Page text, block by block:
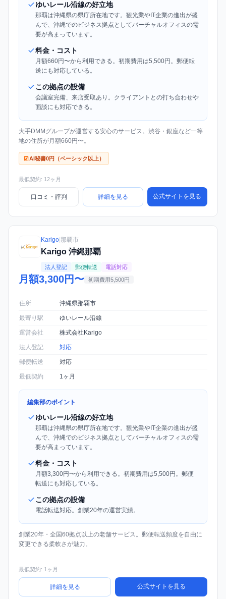
ゆいレール沿線の好立地
那覇は沖縄県の県庁所在地です。観光業やIT企業の進出が盛
んで、沖縄でのビジネス拠点としてバーチャルオフィスの需
要が高まっています。
料金・コスト
月額660円〜から利用できる。初期費用は5,500円。郵便転
送にも対応している。
この拠点の設備
会議室完備、来店受取あり。クライアントとの打ち合わせや
面談にも対応できる。
大手DMMグループが運営する安心のサービス。渋谷・銀座など一等
地の住所が月額660円〜。
AI秘書0円（ベーシック以上）
最低契約: 12ヶ月
口コミ・評判 詳細を見る 公式サイトを見る
Karigo 那覇市
Karigo 沖縄那覇
法人登記 郵便転送 電話対応
月額3,300円〜 初期費用5,500円
住所 沖縄県那覇市
最寄り駅 ゆいレール沿線
運営会社 株式会社Karigo
法人登記 対応
郵便転送 対応
最低契約 1ヶ月
編集部のポイント
ゆいレール沿線の好立地
那覇は沖縄県の県庁所在地です。観光業やIT企業の進出が盛
んで、沖縄でのビジネス拠点としてバーチャルオフィスの需
要が高まっています。
料金・コスト
月額3,300円〜から利用できる。初期費用は5,500円。郵便
転送にも対応している。
この拠点の設備
電話転送対応。創業20年の運営実績。
創業20年・全国60拠点以上の老舗サービス。郵便転送頻度を自由に
変更できる柔軟さが魅力。
最低契約: 1ヶ月
詳細を見る 公式サイトを見る